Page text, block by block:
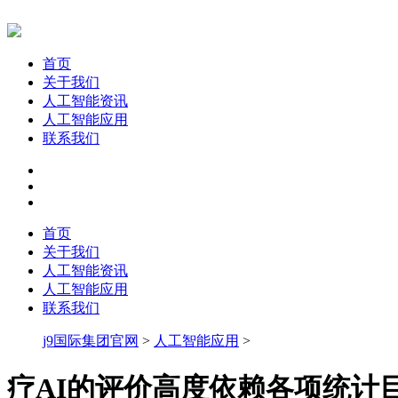
首页
关于我们
人工智能资讯
人工智能应用
联系我们
首页
关于我们
人工智能资讯
人工智能应用
联系我们
j9国际集团官网 > 人工智能应用 >
疗AI的评价高度依赖各项统计